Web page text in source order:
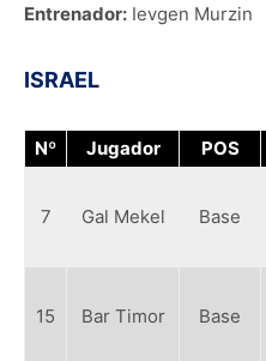
Entrenador: Ievgen Murzin
ISRAEL
Nº Jugador POS
7 Gal Mekel Base
15 Bar Timor Base